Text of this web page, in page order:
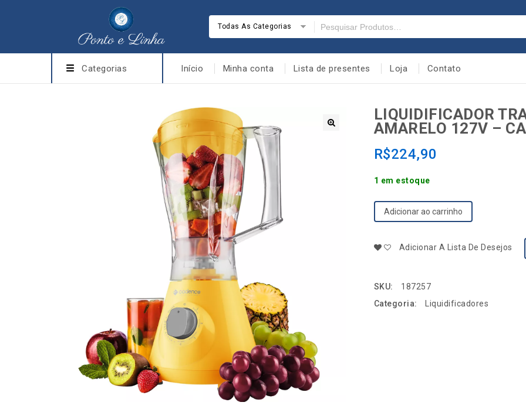
Todas As Categorias
Categorias Início Minha conta Lista de presentes Loja Contato
LIQUIDIFICADOR
AMARELO 127V –
R$224,90
1 em estoque
Adicionar ao carrinho
Adicionar A Lista De Desejos
SKU:
187257
Categoria:
Liquidificadores